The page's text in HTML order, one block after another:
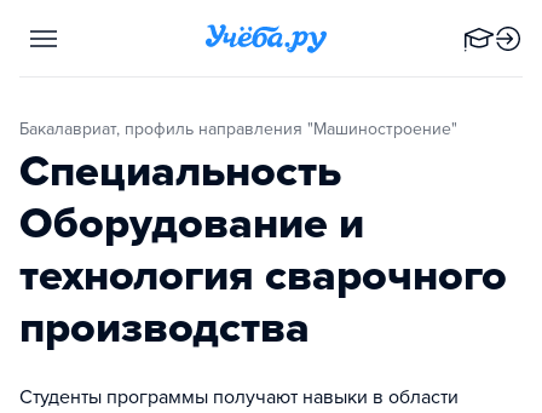
Бакалавриат, профиль направления "Машиностроение"
Специальность
Оборудование и
технология сварочного
производства
Студенты программы получают навыки в области